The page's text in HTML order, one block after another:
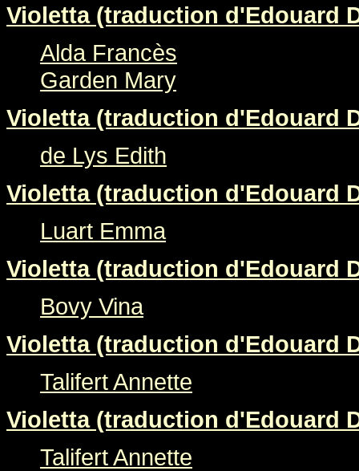
Violetta (traduction d'Edouard
Alda Francès
Garden Mary
Violetta (traduction d'Edouard
de Lys Edith
Violetta (traduction d'Edouard
Luart Emma
Violetta (traduction d'Edouard
Bovy Vina
Violetta (traduction d'Edouard
Talifert Annette
Violetta (traduction d'Edouard
Talifert Annette